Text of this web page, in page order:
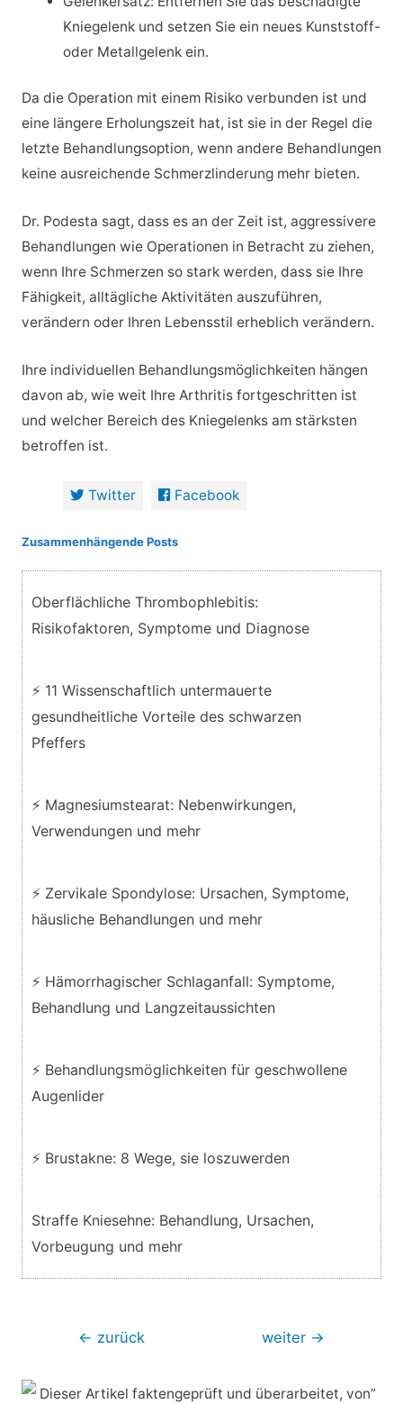
Kniegelenk und setzen Sie ein neues Kunststoff-
oder Metallgelenk ein.
Da die Operation mit einem Risiko verbunden ist und
eine längere Erholungszeit hat, ist sie in der Regel die
letzte Behandlungsoption, wenn andere Behandlungen
keine ausreichende Schmerzlinderung mehr bieten.
Dr. Podesta sagt, dass es an der Zeit ist, aggressivere
Behandlungen wie Operationen in Betracht zu ziehen,
wenn Ihre Schmerzen so stark werden, dass sie Ihre
Fähigkeit, alltägliche Aktivitäten auszuführen,
verändern oder Ihren Lebensstil erheblich verändern.
Ihre individuellen Behandlungsmöglichkeiten hängen
davon ab, wie weit Ihre Arthritis fortgeschritten ist
und welcher Bereich des Kniegelenks am stärksten
betroffen ist.
Twitter Facebook
Zusammenhängende Posts
Oberflächliche Thrombophlebitis:
Risikofaktoren, Symptome und Diagnose
⚡ 11 Wissenschaftlich untermauerte
gesundheitliche Vorteile des schwarzen
Pfeffers
⚡ Magnesiumstearat: Nebenwirkungen,
Verwendungen und mehr
⚡ Zervikale Spondylose: Ursachen, Symptome,
häusliche Behandlungen und mehr
⚡ Hämorrhagischer Schlaganfall: Symptome,
Behandlung und Langzeitaussichten
⚡ Behandlungsmöglichkeiten für geschwollene
Augenlider
⚡ Brustakne: 8 Wege, sie loszuwerden
Straffe Kniesehne: Behandlung, Ursachen,
Vorbeugung und mehr
Beitragsnavigation
← zurück weiter →
Dieser Artikel faktengeprüft und überarbeitet, von”